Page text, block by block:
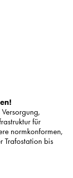
für
normkonformen,
Trafostation bis